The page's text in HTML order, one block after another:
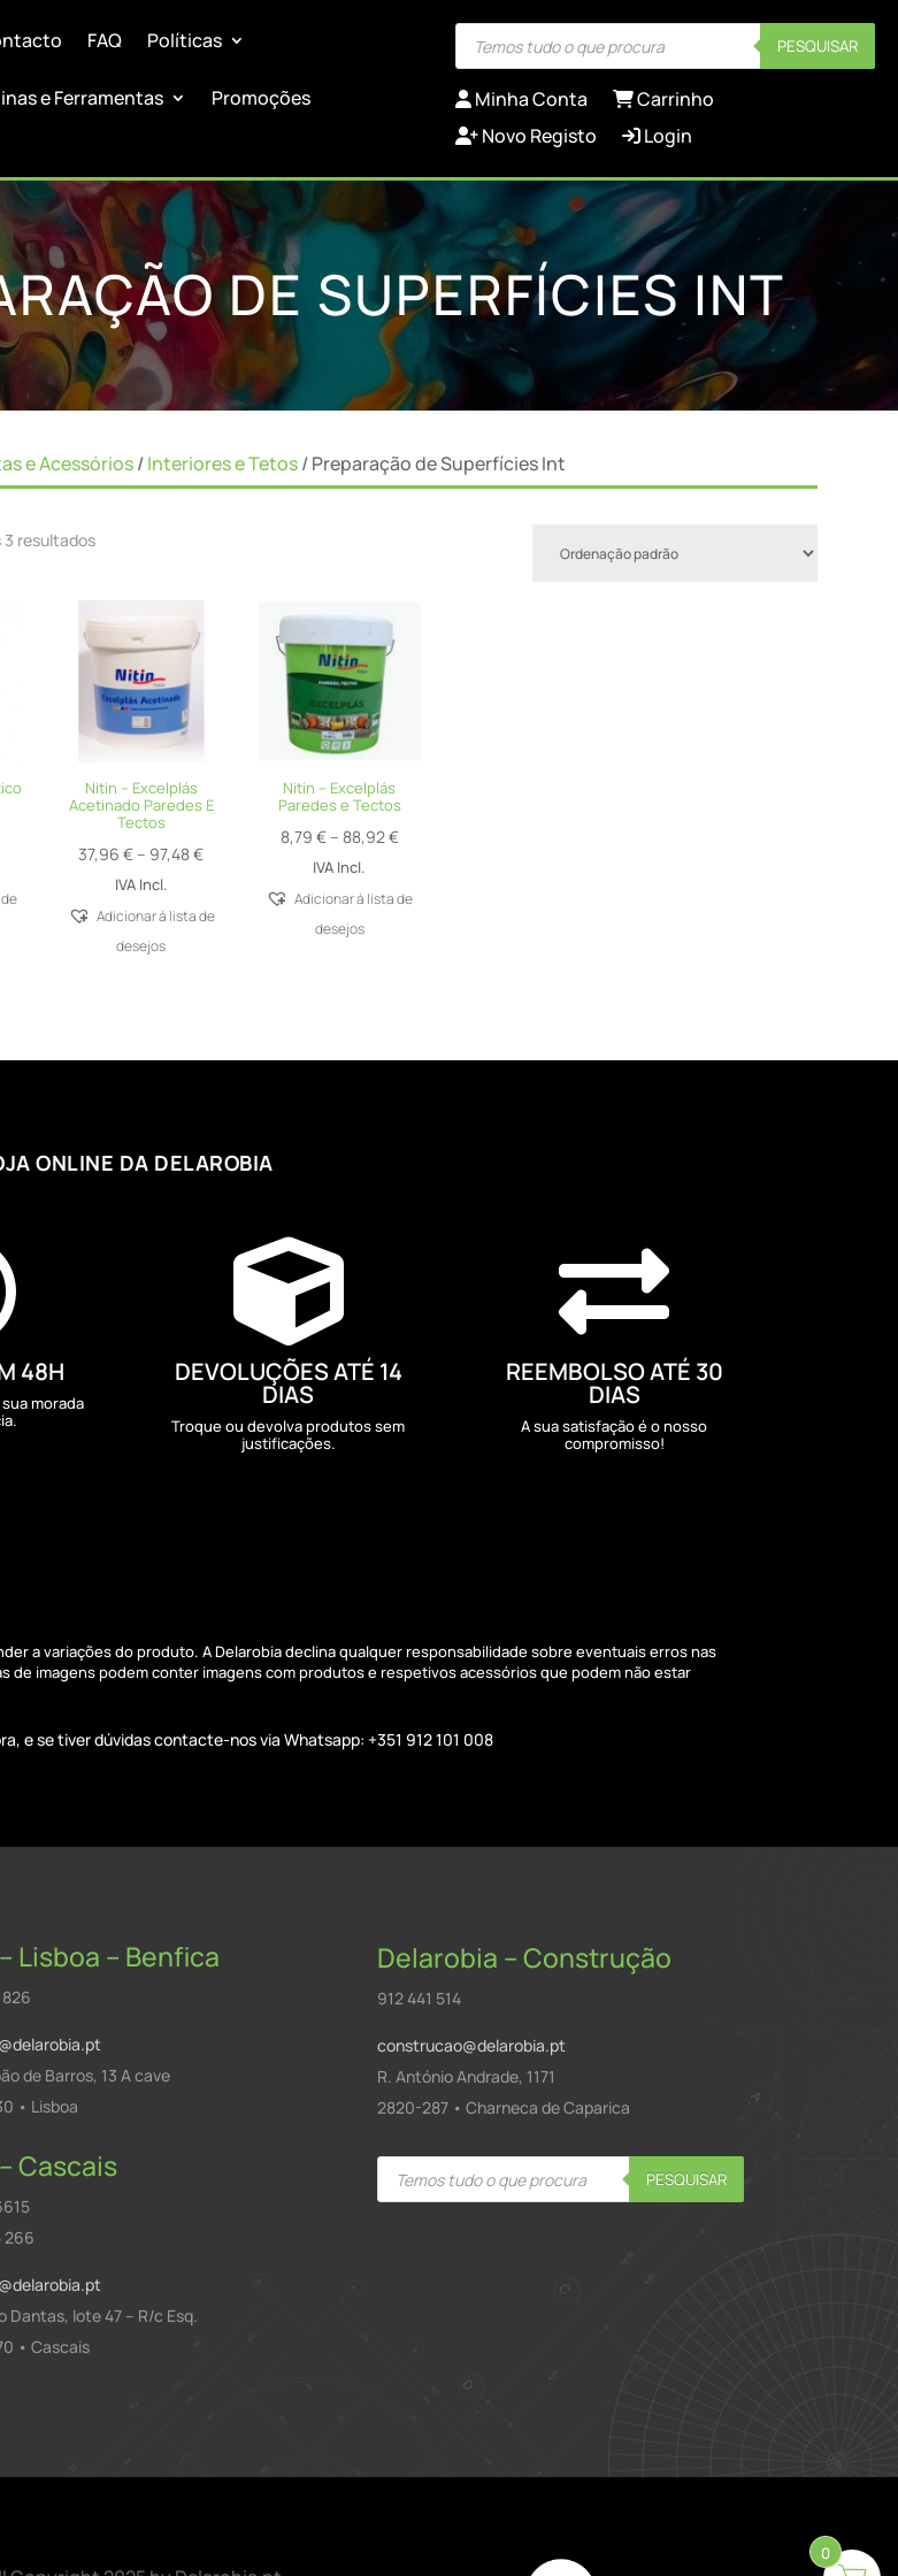
FAQ Políticas Products
search PESQUISAR
e Ferramentas
Promoções
Minha Conta
Carrinho
Novo Registo
Login
DE SUPERFÍCIES INT
e Acessórios/Interiores e Tetos/ Preparação de Superfícies Int
3 resultados
Nitin – Excelplás
Acetinado Paredes E
Tectos
37,96€ – 97,48€Price
37,96 €
IVA Incl.
Adicionar á lista de
desejos
Nitin – Excelplás
Paredes e Tectos
8,79 € – 88,92€Price
8,79 €
IVA Incl.
Adicionar á lista de
desejos
ONLINE DA DELAROBIA
48H
morada

DEVOLUÇÕES ATÉ 14
DIAS
Troque ou devolva produtos sem
justificações.

REEMBOLSO ATÉ 30
DIAS
A sua satisfação é o nosso
compromisso!
a variações do produto. A Delarobia declina qualquer responsabilidade sobre eventuais erros nas
de imagens podem conter imagens com produtos e respetivos acessórios que podem não estar
e se tiver dúvidas contacte-nos via Whatsapp: +351 912 101 008
Lisboa – Benfica
de Barros, 13 A cave
• Lisboa
Cascais
266
Dantas, lote 47 – R/c Esq.
• Cascais
Delarobia – Construção
912 441 514
construcao@delarobia.pt
R. António Andrade, 1171
2820-287 • Charneca de Caparica
Products
search PESQUISAR
0